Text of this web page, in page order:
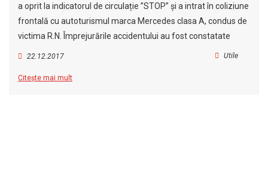
a oprit la indicatorul de circulație ”STOP” și a intrat în coliziune
frontală cu autoturismul marca Mercedes clasa A, condus de
victima R.N. Împrejurările accidentului au fost constatate
22.12.2017 Utile
Citește mai mult